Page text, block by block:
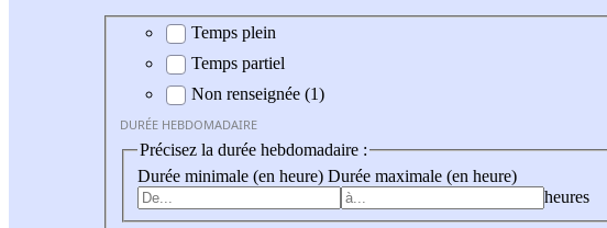
Durée hebdomadaire
Temps plein
Temps partiel
Non renseignée (1)
DURÉE HEBDOMADAIRE
Précisez la durée hebdomadaire :
Durée minimale (en heure) Durée maximale (en heure)
heures